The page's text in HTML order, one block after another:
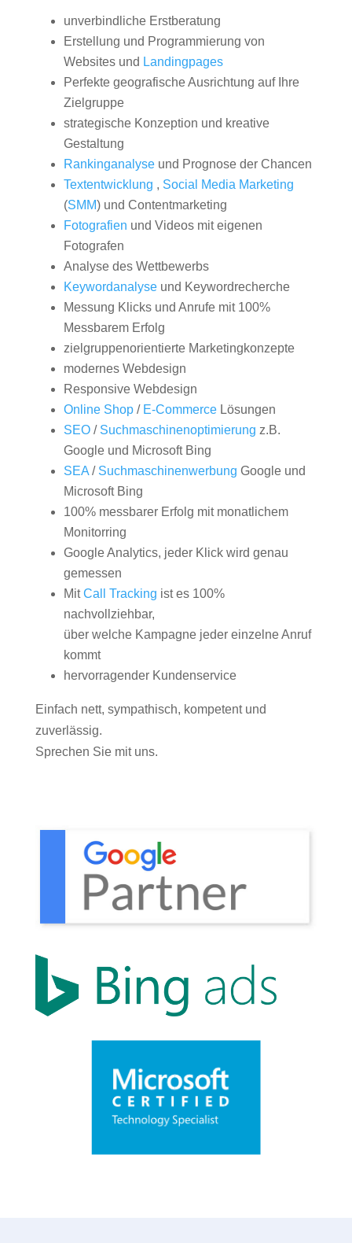
unverbindliche Erstberatung
Erstellung und Programmierung von
Websites und Landingpages
Perfekte geografische Ausrichtung auf Ihre
Zielgruppe
strategische Konzeption und kreative
Gestaltung
Rankinganalyseund Prognose der Chancen
Textentwicklung , Social Media Marketing
(SMM) und Contentmarketing
Fotografien und Videos mit eigenen
Fotografen
Analyse des Wettbewerbs
Keywordanalyseund Keywordrecherche
Messung Klicks und Anrufe mit 100%
Messbarem Erfolg
zielgruppenorientierte Marketingkonzepte
modernes Webdesign
Responsive Webdesign
Online Shop/ E-CommerceLösungen
SEO/ Suchmaschinenoptimierung z.B.
Google und Microsoft Bing
SEA/ Suchmaschinenwerbung Google und
Microsoft Bing
100% messbarer Erfolg mit monatlichem
Monitorring
Google Analytics, jeder Klick wird genau
gemessen
MitCall Tracking ist es 100%
nachvollziehbar,
über welche Kampagne jeder einzelne Anruf
kommt
hervorragender Kundenservice
Einfach nett, sympathisch, kompetent und
zuverlässig.
Sprechen Sie mit uns.